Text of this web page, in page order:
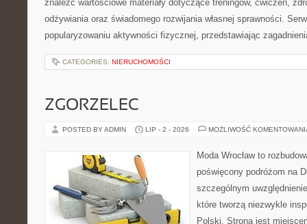
znaleźć wartościowe materiały dotyczące treningów, ćwiczeń,
odżywiania oraz świadomego rozwijania własnej sprawności.
popularyzowaniu aktywności fizycznej, przedstawiając
CATEGORIES: NIERUCHOMOŚCI
ZGORZELEC
POSTED BY ADMIN LIP - 2 - 2026 MOŻLIWOŚĆ
Moda Wrocław to
poświęcony podróżom na
szczególnym
które tworzą niezwykle
Polski. Strona jest